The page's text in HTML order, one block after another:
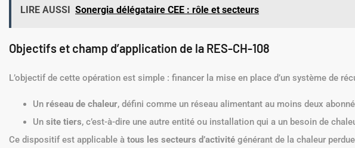
LIRE AUSSI Sonergia délégataire CEE : rôle et secteurs
Objectifs et champ d’application de la RES-CH-108
L’objectif de cette opération est simple : financer la mise en place d’un système de
Un réseau de chaleur, défini comme un réseau alimentant au moins deux
Un site tiers, c’est-à-dire une autre entité ou installation qui a un besoin de
Ce dispositif est applicable à tous les secteurs d’activité générant de la chaleur